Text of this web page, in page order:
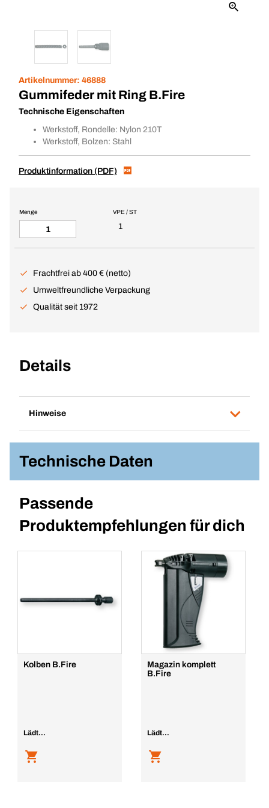
Artikelnummer: 46888
Gummifeder mit Ring B.Fire
Technische Eigenschaften
Werkstoff, Rondelle: Nylon 210T
Werkstoff, Bolzen: Stahl
Produktinformation (PDF)
VPE / ST
1
Menge
Frachtfrei ab 400 € (netto)
Umweltfreundliche Verpackung
Qualität seit 1972
Details
Hinweise
Technische Daten
Passende
Produktempfehlungen für dich
Kolben B.Fire
Lädt...
Magazin komplett
B.Fire
Lädt...